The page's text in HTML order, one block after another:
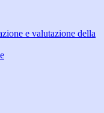
e valutazione della